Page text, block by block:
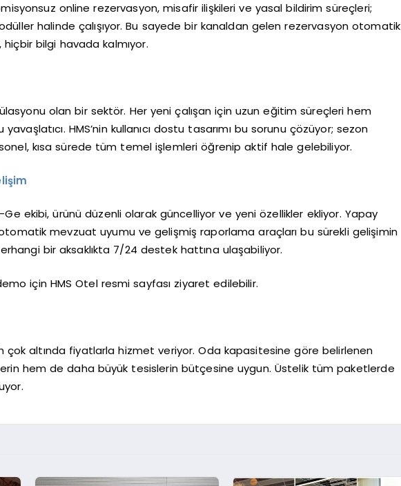
online rezervasyon, misafir ilişkileri ve yasal bildirim süreçleri;
halinde çalışıyor. Bu sayede bir kanaldan gelen rezervasyon otomatik
bilgi havada kalmıyor.
olan bir sektör. Her yeni çalışan için uzun eğitim süreçleri hem
HMS’nin kullanıcı dostu tasarımı bu sorunu çözüyor; sezon
kısa sürede tüm temel işlemleri öğrenip aktif hale gelebiliyor.
ekibi, ürünü düzenli olarak güncelliyor ve yeni özellikler ekliyor. Yapay
mevzuat uyumu ve gelişmiş raporlama araçları bu sürekli gelişimin
bir aksaklıkta 7/24 destek hattına ulaşabiliyor.
için HMS Otel resmi sayfası ziyaret edilebilir.
çok altında fiyatlarla hizmet veriyor. Oda kapasitesine göre belirlenen
hem de daha büyük tesislerin bütçesine uygun. Üstelik tüm paketlerde